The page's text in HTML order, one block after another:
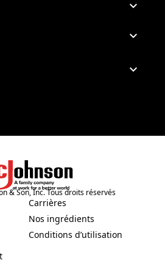
in a new tab)
& Son, Inc. Tous droits réservés
Carrières
(Opens in a new tab)
Nos ingrédients
(Opens in a new tab)
Conditions d’utilisation
(Opens in a new tab)